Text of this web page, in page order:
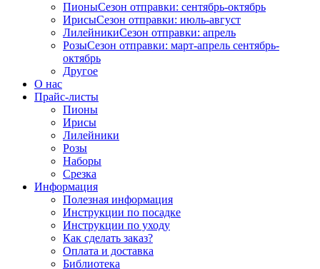
ПионыСезон отправки: сентябрь-октябрь
ИрисыСезон отправки: июль-август
ЛилейникиСезон отправки: апрель
РозыСезон отправки: март-апрель сентябрь-
октябрь
Другое
О нас
Прайс-листы
Пионы
Ирисы
Лилейники
Розы
Наборы
Срезка
Информация
Полезная информация
Инструкции по посадке
Инструкции по уходу
Как сделать заказ?
Оплата и доставка
Библиотека